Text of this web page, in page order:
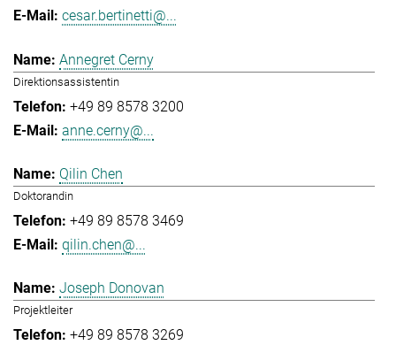
cesar.bertinetti@...
Annegret Cerny
Direktionsassistentin
+49 89 8578 3200
anne.cerny@...
Qilin Chen
Doktorandin
+49 89 8578 3469
qilin.chen@...
Joseph Donovan
Projektleiter
+49 89 8578 3269